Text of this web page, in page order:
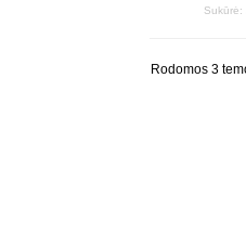
Sukūrė:
Rodomos 3